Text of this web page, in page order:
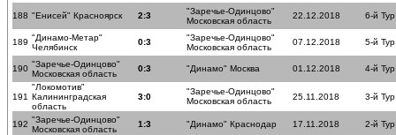
188 "Енисей" Красноярск 2:3
"Заречье-Одинцово"
Московская область
22.12.2018 6-й Тур
189 "Динамо-Метар"
Челябинск
0:3
"Заречье-Одинцово"
Московская область
07.12.2018 5-й Тур
190 "Заречье-Одинцово"
Московская область
0:3 "Динамо" Москва 01.12.2018 4-й Тур
191
"Локомотив"
Калининградская
область
3:0
"Заречье-Одинцово"
Московская область
25.11.2018 3-й Тур
192 "Заречье-Одинцово"
Московская область
1:3 "Динамо" Краснодар 17.11.2018 2-й Тур